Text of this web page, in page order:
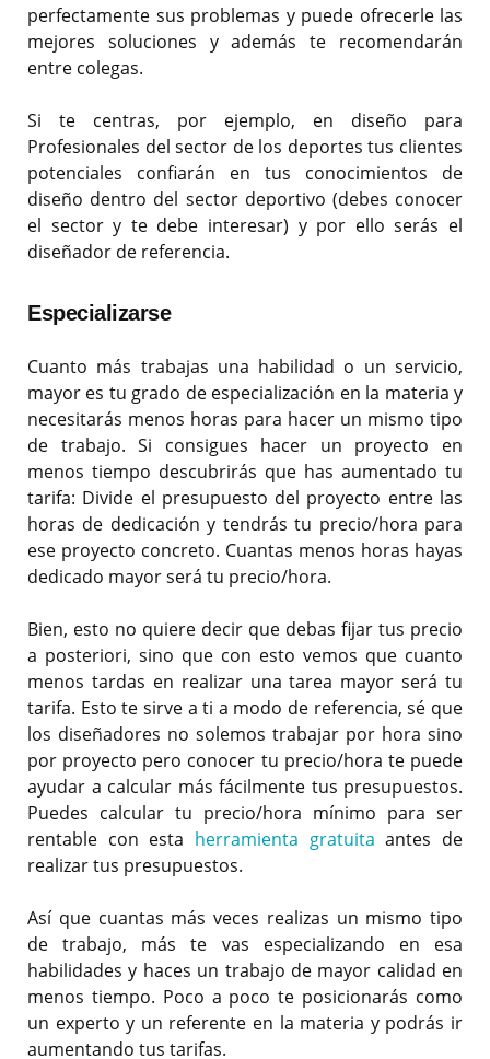
perfectamente sus problemas y puede ofrecerle las
mejores soluciones y además te recomendarán
entre colegas.
Si te centras, por ejemplo, en diseño para
Profesionales del sector de los deportes tus clientes
potenciales confiarán en tus conocimientos de
diseño dentro del sector deportivo (debes conocer
el sector y te debe interesar) y por ello serás el
diseñador de referencia.
Especializarse
Cuanto más trabajas una habilidad o un servicio,
mayor es tu grado de especialización en la materia y
necesitarás menos horas para hacer un mismo tipo
de trabajo. Si consigues hacer un proyecto en
menos tiempo descubrirás que has aumentado tu
tarifa: Divide el presupuesto del proyecto entre las
horas de dedicación y tendrás tu precio/hora para
ese proyecto concreto. Cuantas menos horas hayas
dedicado mayor será tu precio/hora.
Bien, esto no quiere decir que debas fijar tus precio
a posteriori, sino que con esto vemos que cuanto
menos tardas en realizar una tarea mayor será tu
tarifa. Esto te sirve a ti a modo de referencia, sé que
los diseñadores no solemos trabajar por hora sino
por proyecto pero conocer tu precio/hora te puede
ayudar a calcular más fácilmente tus presupuestos.
Puedes calcular tu precio/hora mínimo para ser
rentable con esta herramienta gratuita antes de
realizar tus presupuestos.
Así que cuantas más veces realizas un mismo tipo
de trabajo, más te vas especializando en esa
habilidades y haces un trabajo de mayor calidad en
menos tiempo. Poco a poco te posicionarás como
un experto y un referente en la materia y podrás ir
aumentando tus tarifas.